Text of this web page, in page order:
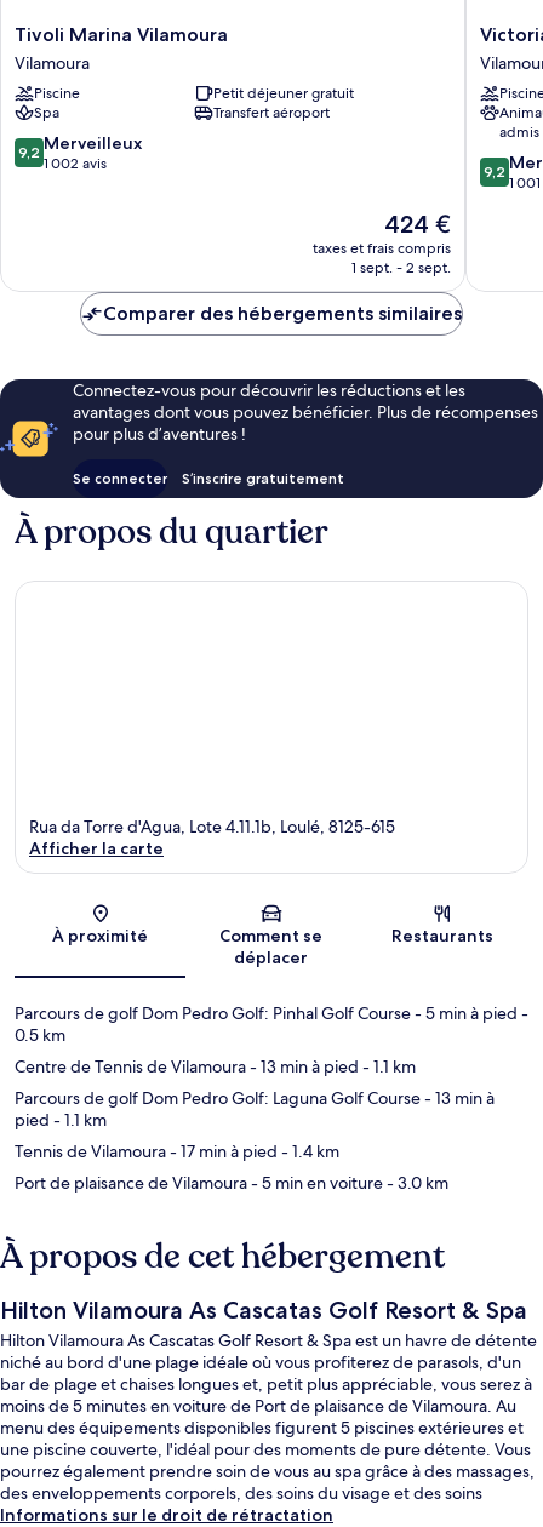
Tivoli
Marina
Vilamoura
Vilamoura
Tivoli Marina Vilamoura
Vilamoura
Piscine
Petit déjeuner gratuit
Spa
Transfert aéroport
9.2
sur
9,2 Merveilleux
1 002 avis
Le
nouveau
prix
de
424 €
taxes et frais compris
1 sept. - 2 sept.
Victoria
Golf
Resort
and
Spa
by
Accor
admis
9.2
sur
9,2
1
Comparer des hébergements similaires
Connectez-vous pour découvrir les réductions et les
avantages dont vous pouvez bénéficier. Plus de récompenses
pour plus d’aventures !
Se connecter S’inscrire gratuitement
À propos du quartier
Carte
Rua da Torre d'Agua, Lote 4.11.1b, Loulé, 8125-615
Afficher la carte
À proximité
Comment se
déplacer
Restaurants
Parcours de golf Dom Pedro Golf: Pinhal Golf Course- 5 min à pied -
0.5 km
Centre de Tennis de Vilamoura- 13 min à pied - 1.1 km
Parcours de golf Dom Pedro Golf: Laguna Golf Course- 13 min à
pied - 1.1 km
Tennis de Vilamoura- 17 min à pied - 1.4 km
Port de plaisance de Vilamoura- 5 min en voiture- 3.0 km
À propos de cet hébergement
Hilton Vilamoura As Cascatas Golf Resort & Spa
Hilton Vilamoura As Cascatas Golf Resort & Spa est un havre de détente
niché au bord d'une plage idéale où vous profiterez de parasols, d'un
bar de plage et chaises longues et, petit plus appréciable, vous serez à
moins de 5 minutes en voiture de Port de plaisance de Vilamoura. Au
menu des équipements disponibles figurent 5 piscines extérieures et
une piscine couverte, l'idéal pour des moments de pure détente. Vous
pourrez également prendre soin de vous au spa grâce à des massages,
des enveloppements corporels, des soins du visage et des soins
d'aromathérapie. Les options de restauration comprennent 2
Informations sur le droit de rétractation